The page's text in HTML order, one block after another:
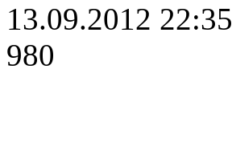
13.09.2012 22:35
980